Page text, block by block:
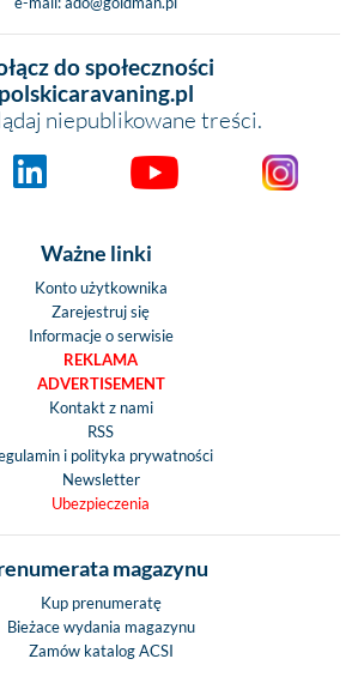
do społeczności
polskicaravaning.pl
niepublikowane treści.
Ważne linki
Konto użytkownika
Zarejestruj się
Informacje o serwisie
REKLAMA
ADVERTISEMENT
Kontakt z nami
RSS
i polityka prywatności
Newsletter
Ubezpieczenia
magazynu
Kup prenumeratę
Bieżace wydania magazynu
Zamów katalog ACSI